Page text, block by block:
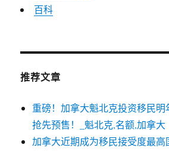
百科
推荐文章
重磅！加拿大魁北克投资移民明
抢先预售！_魁北克,名额,加拿大
加拿大近期成为移民接受度最高